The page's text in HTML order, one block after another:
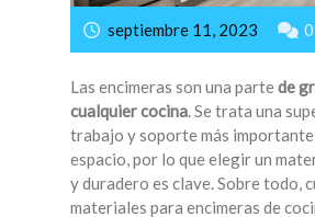
septiembre 11, 2023 0
Las encimeras son una partede
cualquier cocina. Se trata una
trabajo y soporte más importante
espacio, por lo que elegir un
y duradero es clave. Sobre todo,
materiales para encimeras de